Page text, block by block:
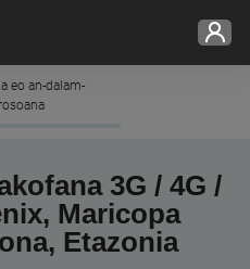
eo an-dalam-
3G / 4G /
Maricopa
Etazonia